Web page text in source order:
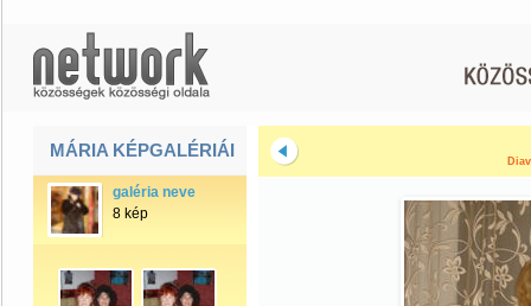
MÁRIA KÉPGALÉRIÁI
galéria neve
8 kép